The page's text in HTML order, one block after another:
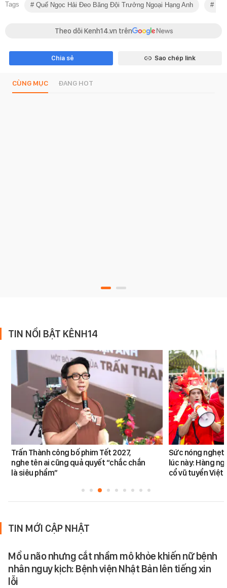
Tags Quế Ngọc Hải Đeo Băng Đội Trưởng Ngoại Hạng Anh
Theo dõi Kenh14.vn trên
Chia sẻ Sao chép link
CÙNG MỤC ĐANG HOT
TIN NỔI BẬT KÊNH14
Trấn Thành công bố phim Tết 2027,
nghe tên ai cũng quả quyết “chắc chắn
là siêu phẩm”
Sức nóng nghẹt
lúc này: Hàng
cổ vũ tuyển
TIN MỚI CẬP NHẬT
Mổ u não nhưng cắt nhầm mô khỏe khiến nữ bệnh
nhân nguy kịch: Bệnh viện Nhật Bản lên tiếng xin
lỗi